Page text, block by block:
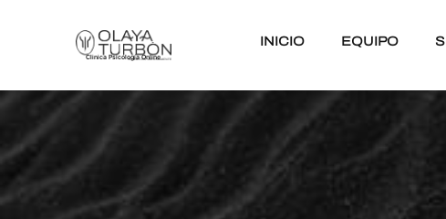
Clinica Psicología Online
INICIO EQUIPO